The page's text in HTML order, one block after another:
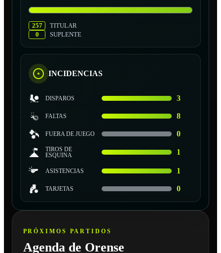
257
TITULAR
0
SUPLENTE
INCIDENCIAS
DISPAROS 3
FALTAS 8
FUERA DE JUEGO 0
TIROS DE
ESQUINA
1
ASISTENCIAS 1
TARJETAS 0
PRÓXIMOS PARTIDOS
Agenda de Orense